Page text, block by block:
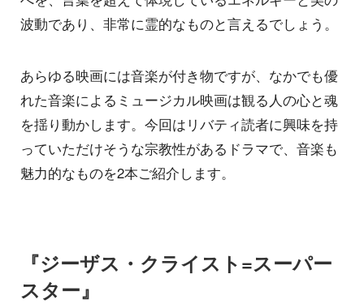
波動であり、非常に霊的なものと言えるでしょう。
あらゆる映画には音楽が付き物ですが、なかでも優
れた音楽によるミュージカル映画は観る人の心と魂
を揺り動かします。今回はリバティ読者に興味を持
っていただけそうな宗教性があるドラマで、音楽も
魅力的なものを2本ご紹介します。
『ジーザス・クライスト=スーパー
スター』